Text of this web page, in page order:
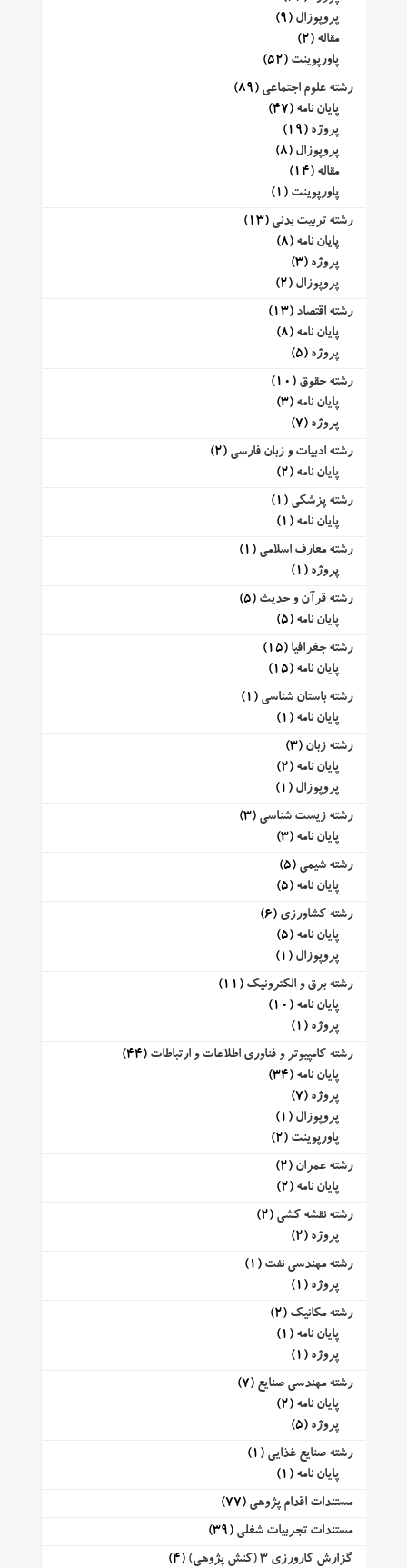
پروپوزال (9)
مقاله (2)
پاورپوینت (52)
رشته علوم اجتماعی (89)
پایان نامه (47)
پروژه (19)
پروپوزال (8)
مقاله (14)
پاورپوینت (1)
رشته تربیت بدنی (13)
پایان نامه (8)
پروژه (3)
پروپوزال (2)
رشته اقتصاد (13)
پایان نامه (8)
پروژه (5)
رشته حقوق (10)
پایان نامه (3)
پروژه (7)
رشته ادبیات و زبان فارسی (2)
پایان نامه (2)
رشته پزشکی (1)
پایان نامه (1)
رشته معارف اسلامی (1)
پروژه (1)
رشته قرآن و حدیث (5)
پایان نامه (5)
رشته جغرافیا (15)
پایان نامه (15)
رشته باستان شناسی (1)
پایان نامه (1)
رشته زبان (3)
پایان نامه (2)
پروپوزال (1)
رشته زیست شناسی (3)
پایان نامه (3)
رشته شیمی (5)
پایان نامه (5)
رشته کشاورزی (6)
پایان نامه (5)
پروپوزال (1)
رشته برق و الکترونیک (11)
پایان نامه (10)
پروژه (1)
رشته کامپیوتر و فناوری اطلاعات و ارتباطات (44)
پایان نامه (34)
پروژه (7)
پروپوزال (1)
پاورپوینت (2)
رشته عمران (2)
پایان نامه (2)
رشته نقشه کشی (2)
پروژه (2)
رشته مهندسی نفت (1)
پروژه (1)
رشته مکانیک (2)
پایان نامه (1)
پروژه (1)
رشته مهندسی صنایع (7)
پایان نامه (2)
پروژه (5)
رشته صنایع غذایی (1)
پایان نامه (1)
مستندات اقدام پژوهی (77)
مستندات تجربیات شغلی (39)
گزارش کارورزی 3 (کنش پژوهی)
(4)